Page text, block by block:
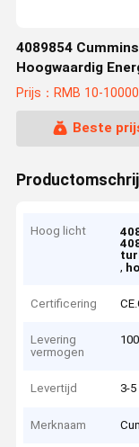
4089854
Hoogwaardig
Prijs：RMB 10-
Beste
Hoog licht
,
Certificering
Levering
vermogen
Levertijd 3-
Merknaam